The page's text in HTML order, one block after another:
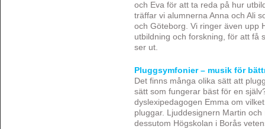
och Eva för att ta reda på hur
träffar vi alumnerna Anna och Ali
och Göteborg. Vi ringer även upp
utbildning och forskning, för att få
ser ut.
Pluggsymfonier – musik för
Det finns många olika sätt att
sätt som fungerar bäst för en
dyslexipedagogen Emma om
pluggar. Ljuddesignern Martin
dessutom Högskolan i Borås